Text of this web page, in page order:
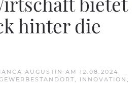
hinter die
AUGUSTIN AM 12.08.2024
INNOVATION